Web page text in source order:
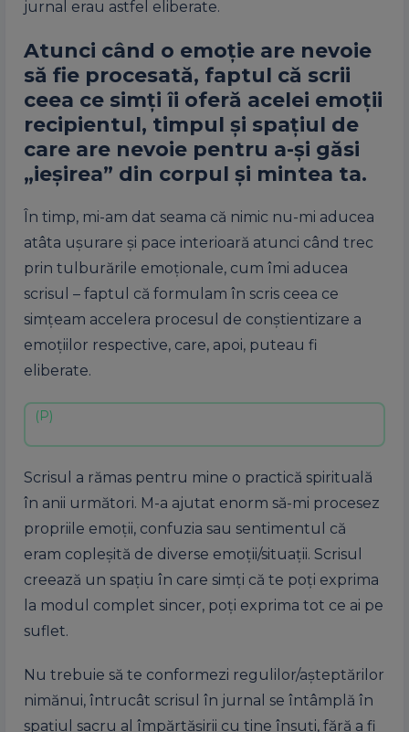
jurnal erau astfel eliberate.
Atunci când o emoție are nevoie
să fie procesată, faptul că scrii
ceea ce simți îi oferă acelei emoții
recipientul, timpul și spațiul de
care are nevoie pentru a-și găsi
„ieșirea” din corpul și mintea ta.
În timp, mi-am dat seama că nimic nu-mi aducea
atâta ușurare și pace interioară atunci când trec
prin tulburările emoționale, cum îmi aducea
scrisul – faptul că formulam în scris ceea ce
simțeam accelera procesul de conștientizare a
emoțiilor respective, care, apoi, puteau fi
eliberate.
Scrisul a rămas pentru mine o practică spirituală
în anii următori. M-a ajutat enorm să-mi procesez
propriile emoții, confuzia sau sentimentul că
eram copleșită de diverse emoții/situații. Scrisul
creează un spațiu în care simți că te poți exprima
la modul complet sincer, poți exprima tot ce ai pe
suflet.
Nu trebuie să te conformezi regulilor/așteptărilor
nimănui, întrucât scrisul în jurnal se întâmplă în
spațiul sacru al împărtășirii cu tine însuți, fără a fi